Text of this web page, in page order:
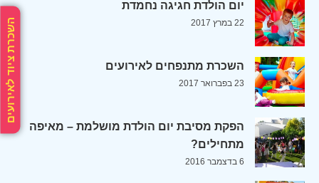
השכרת ציוד לאירועים
יום הולדת חגיגה נחמדת
22 במרץ 2017
השכרת מתנפחים לאירועים
23 בפברואר 2017
הפקת מסיבת יום הולדת מושלמת – מאיפה
מתחילים?
6 בדצמבר 2016